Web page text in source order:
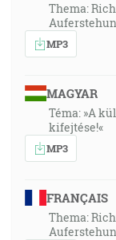
Thema:
MP3
MAGYAR
Téma: »A
kifejtése!«
MP3
FRANÇAIS
Thema: